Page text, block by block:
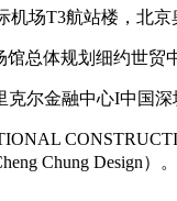
场T3航站楼，北京
总体规划细约世贸
克尔金融中心I中国深
Chung Design）。